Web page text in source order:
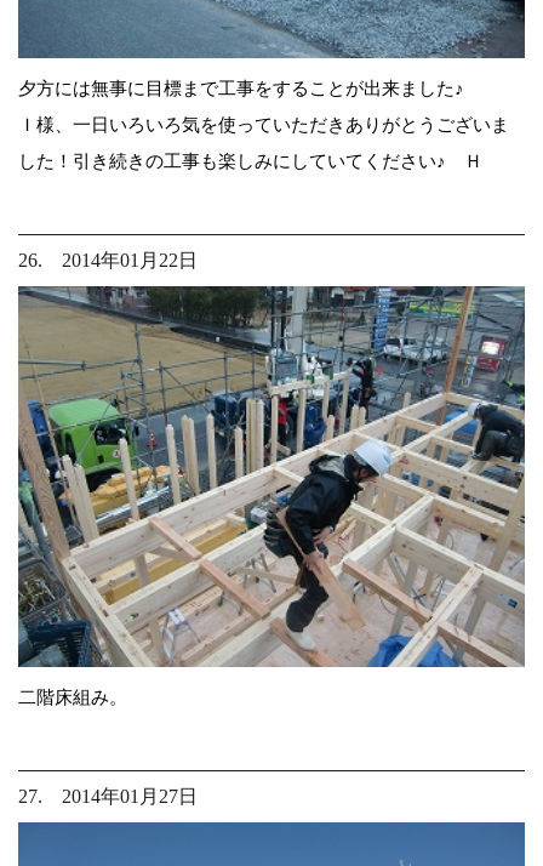
夕方には無事に目標まで工事をすることが出来ました♪
Ｉ様、一日いろいろ気を使っていただきありがとうございま
した！引き続きの工事も楽しみにしていてください♪ Ｈ
26. 2014年01月22日
二階床組み。
27. 2014年01月27日